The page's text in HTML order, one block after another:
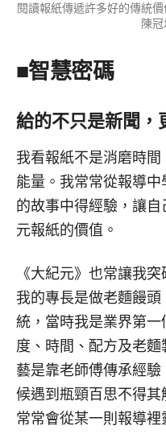
閱讀報紙傳遞許多好的傳統
陳冠
■智慧密碼
給的不只是新聞，
我看報紙不是消磨時
能量。我常常從報導
的故事中得經驗，讓
元報紙的價值。
《大紀元》也常讓我
我的專長是做老麵饅
統，當時我是業界第
度、時間、配方及老
藝是靠老師傅傳承經
候遇到瓶頸百思不得其
常常會從某一則報導